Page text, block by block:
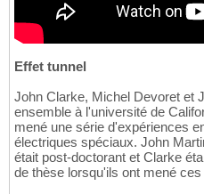
Effet tunnel
John Clarke, Michel Devoret et
ensemble à l'université de
mené une série d'expériences
électriques spéciaux. John
était post-doctorant et Clarke
de thèse lorsqu'ils ont mené